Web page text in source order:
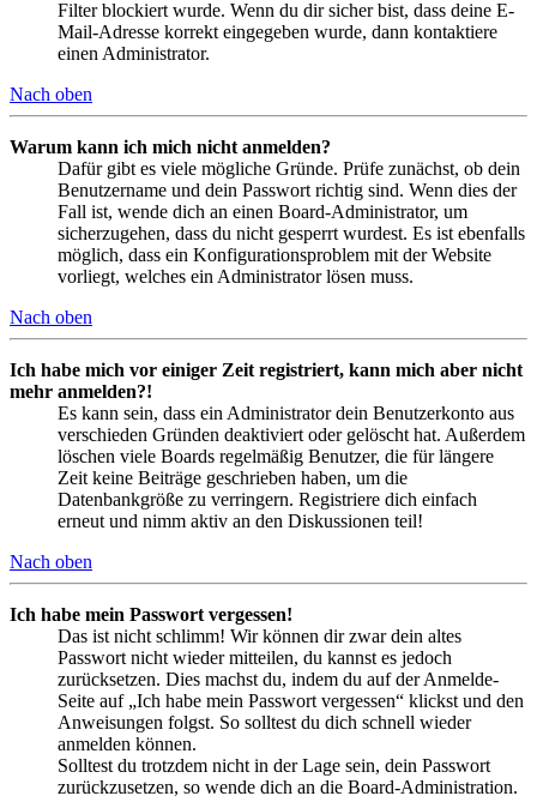
Filter blockiert wurde. Wenn du dir sicher bist, dass deine E-
Mail-Adresse korrekt eingegeben wurde, dann kontaktiere
einen Administrator.
Nach oben
Warum kann ich mich nicht anmelden?
Dafür gibt es viele mögliche Gründe. Prüfe zunächst, ob dein
Benutzername und dein Passwort richtig sind. Wenn dies der
Fall ist, wende dich an einen Board-Administrator, um
sicherzugehen, dass du nicht gesperrt wurdest. Es ist ebenfalls
möglich, dass ein Konfigurationsproblem mit der Website
vorliegt, welches ein Administrator lösen muss.
Nach oben
Ich habe mich vor einiger Zeit registriert, kann mich aber nicht
mehr anmelden?!
Es kann sein, dass ein Administrator dein Benutzerkonto aus
verschieden Gründen deaktiviert oder gelöscht hat. Außerdem
löschen viele Boards regelmäßig Benutzer, die für längere
Zeit keine Beiträge geschrieben haben, um die
Datenbankgröße zu verringern. Registriere dich einfach
erneut und nimm aktiv an den Diskussionen teil!
Nach oben
Ich habe mein Passwort vergessen!
Das ist nicht schlimm! Wir können dir zwar dein altes
Passwort nicht wieder mitteilen, du kannst es jedoch
zurücksetzen. Dies machst du, indem du auf der Anmelde-
Seite auf „Ich habe mein Passwort vergessen“ klickst und den
Anweisungen folgst. So solltest du dich schnell wieder
anmelden können.
Solltest du trotzdem nicht in der Lage sein, dein Passwort
zurückzusetzen, so wende dich an die Board-Administration.